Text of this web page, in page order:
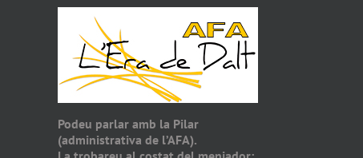
Podeu parlar amb la Pilar
(administrativa de l’AFA).